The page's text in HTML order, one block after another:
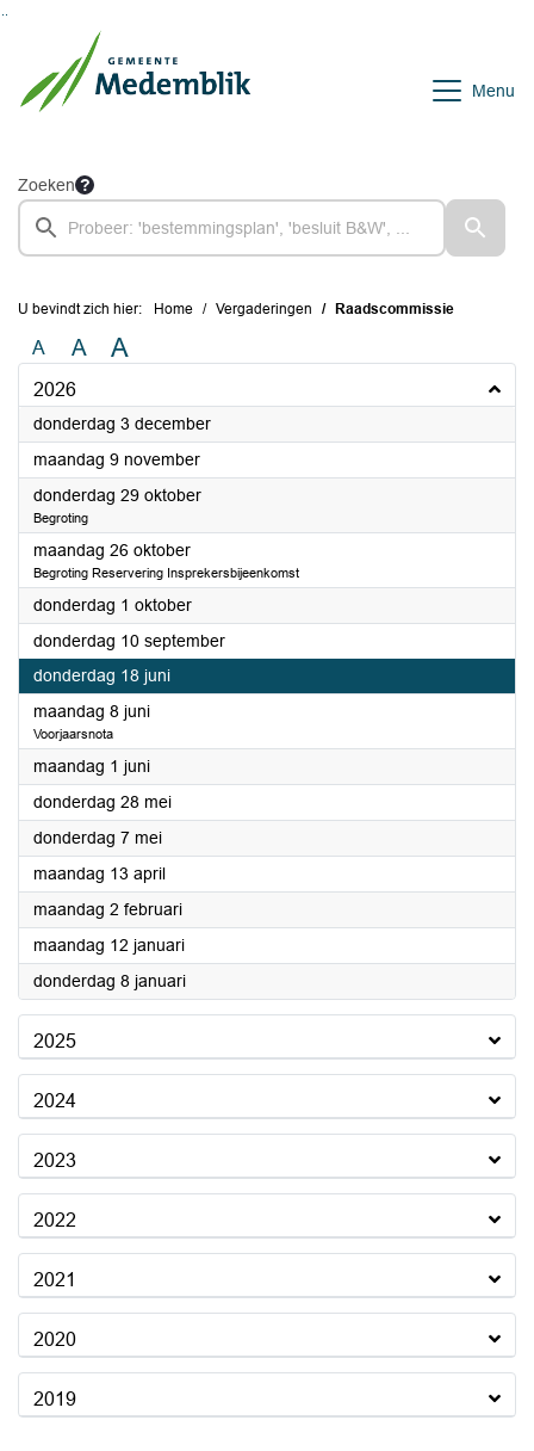
Menu
Zoeken
U bevindt zich hier: Home Vergaderingen Raadscommissie
A A A
2026
donderdag 3 december2026
maandag 9 november2026
donderdag 29 oktober2026
Begroting
maandag 26 oktober2026
Begroting Reservering Insprekersbijeenkomst
donderdag 1 oktober2026
donderdag 10 september2026
donderdag 18 juni2026
maandag 8 juni2026
Voorjaarsnota
maandag 1 juni2026
donderdag 28 mei2026
donderdag 7 mei2026
maandag 13 april2026
maandag 2 februari2026
maandag 12 januari2026
donderdag 8 januari2026
2025
2024
2023
2022
2021
2020
2019